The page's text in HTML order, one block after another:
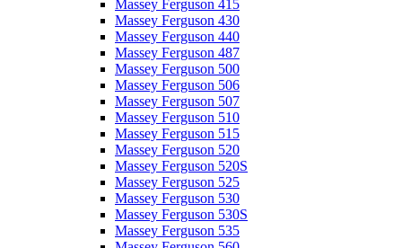
Massey Ferguson 415
Massey Ferguson 430
Massey Ferguson 440
Massey Ferguson 487
Massey Ferguson 500
Massey Ferguson 506
Massey Ferguson 507
Massey Ferguson 510
Massey Ferguson 515
Massey Ferguson 520
Massey Ferguson 520S
Massey Ferguson 525
Massey Ferguson 530
Massey Ferguson 530S
Massey Ferguson 535